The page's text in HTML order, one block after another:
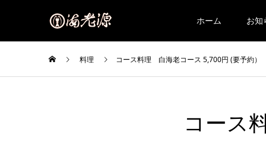
ホーム お知
料理 コース料理 白海老コース 5,700円 (要予約）
コース